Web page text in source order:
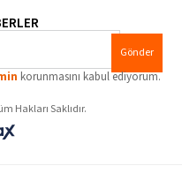
Gönder
korunmasını kabul ediyorum.
Hakları Saklıdır.